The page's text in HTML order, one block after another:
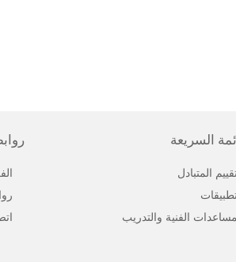
السريعة
المتبادل
الفنية والتدريب